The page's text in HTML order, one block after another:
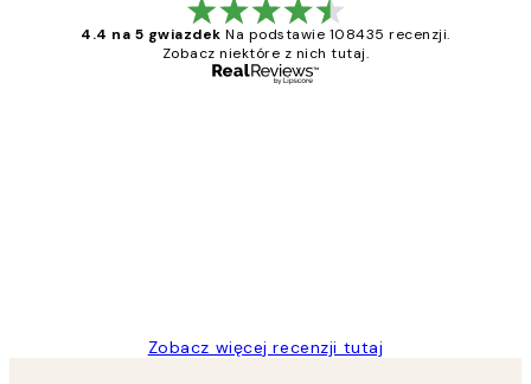
4.4 na 5 gwiazdek Na podstawie 108435 recenzji.
Zobacz niektóre z nich tutaj.
Zobacz więcej recenzji tutaj